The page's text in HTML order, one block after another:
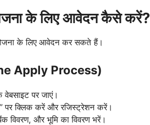
के लिए आवेदन कैसे करें?
के लिए आवेदन कर सकते हैं।
Apply Process)
वेबसाइट पर जाएं।
क्लिक करें और रजिस्ट्रेशन करें।
विवरण, और भूमि का विवरण भरें।